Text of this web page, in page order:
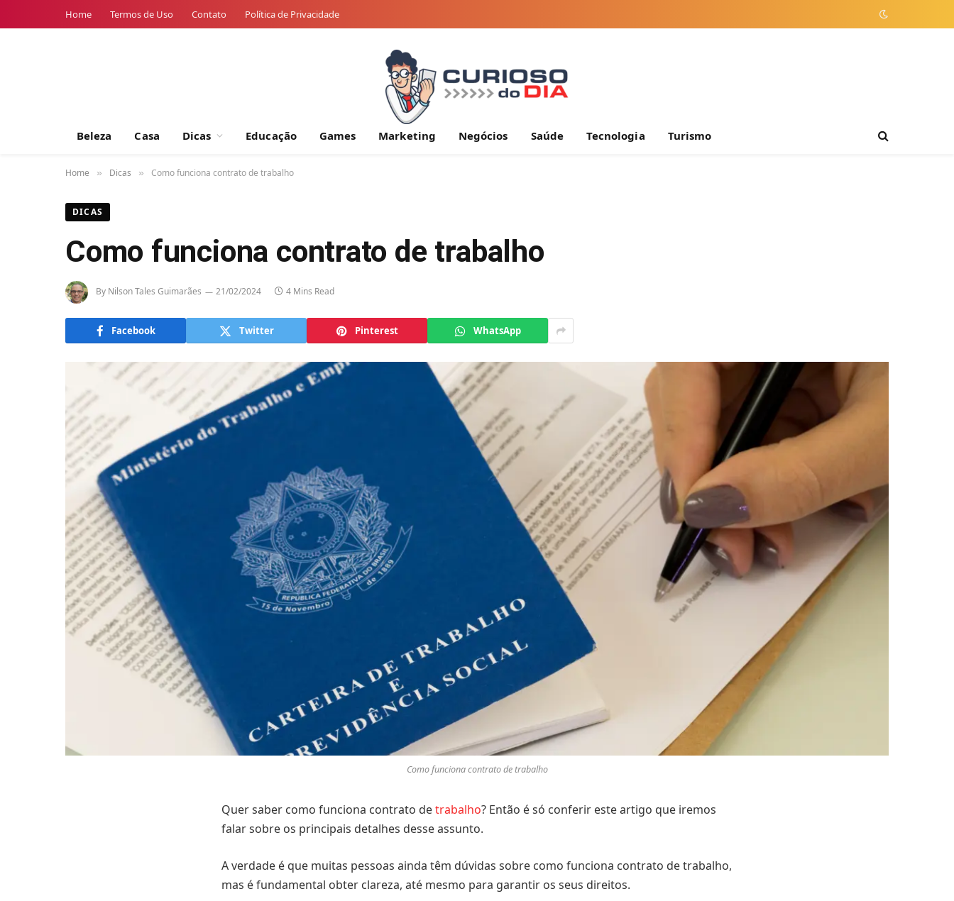
Home Termos de Uso Contato Política de Privacidade
Beleza Casa Dicas Educação Games Marketing Negócios Saúde Tecnologia Turismo
Home » Dicas » Como funciona contrato de trabalho
DICAS
Como funciona contrato de trabalho
By Nilson Tales Guimarães 21/02/2024 4 Mins Read
Facebook Twitter Pinterest WhatsApp
Como funciona contrato de trabalho
Quer saber como funciona contrato detrabalho? Então é só conferir este artigo que iremos
falar sobre os principais detalhes desse assunto.
A verdade é que muitas pessoas ainda têm dúvidas sobre como funciona contrato de trabalho,
mas é fundamental obter clareza, até mesmo para garantir os seus direitos.